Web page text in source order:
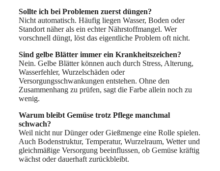
Sollte ich bei Problemen zuerst düngen?
Nicht automatisch. Häufig liegen Wasser, Boden oder
Standort näher als ein echter Nährstoffmangel. Wer
vorschnell düngt, löst das eigentliche Problem oft nicht.
Sind gelbe Blätter immer ein Krankheitszeichen?
Nein. Gelbe Blätter können auch durch Stress, Alterung,
Wasserfehler, Wurzelschäden oder
Versorgungsschwankungen entstehen. Ohne den
Zusammenhang zu prüfen, sagt die Farbe allein noch zu
wenig.
Warum bleibt Gemüse trotz Pflege manchmal
schwach?
Weil nicht nur Dünger oder Gießmenge eine Rolle spielen.
Auch Bodenstruktur, Temperatur, Wurzelraum, Wetter und
gleichmäßige Versorgung beeinflussen, ob Gemüse kräftig
wächst oder dauerhaft zurückbleibt.